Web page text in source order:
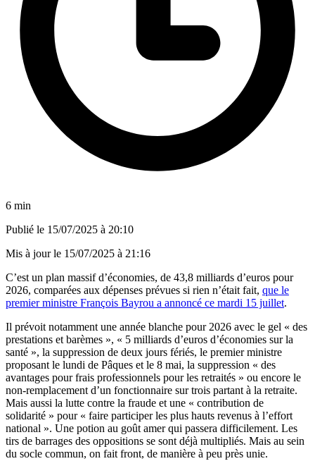
6 min
Publié le 15/07/2025 à 20:10
Mis à jour le 15/07/2025 à 21:16
C’est un plan massif d’économies, de 43,8 milliards d’euros pour
2026, comparées aux dépenses prévues si rien n’était fait, que le
premier ministre François Bayrou a annoncé ce mardi 15 juillet.
Il prévoit notamment une année blanche pour 2026 avec le gel « des
prestations et barèmes », « 5 milliards d’euros d’économies sur la
santé », la suppression de deux jours fériés, le premier ministre
proposant le lundi de Pâques et le 8 mai, la suppression « des
avantages pour frais professionnels pour les retraités » ou encore le
non-remplacement d’un fonctionnaire sur trois partant à la retraite.
Mais aussi la lutte contre la fraude et une « contribution de
solidarité » pour « faire participer les plus hauts revenus à l’effort
national ». Une potion au goût amer qui passera difficilement. Les
tirs de barrages des oppositions se sont déjà multipliés. Mais au sein
du socle commun, on fait front, de manière à peu près unie.